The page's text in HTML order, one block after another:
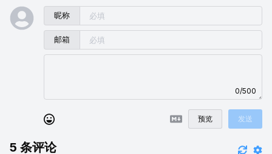
昵称
邮箱
0/500
预览 发送
5 条评论